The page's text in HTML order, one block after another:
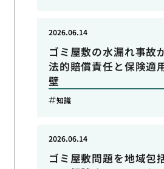
ゴミ屋敷の水漏れ事故
法的賠償責任と保険適
壁
2026.06.14
知識
ゴミ屋敷問題を地域包
2026.06.14